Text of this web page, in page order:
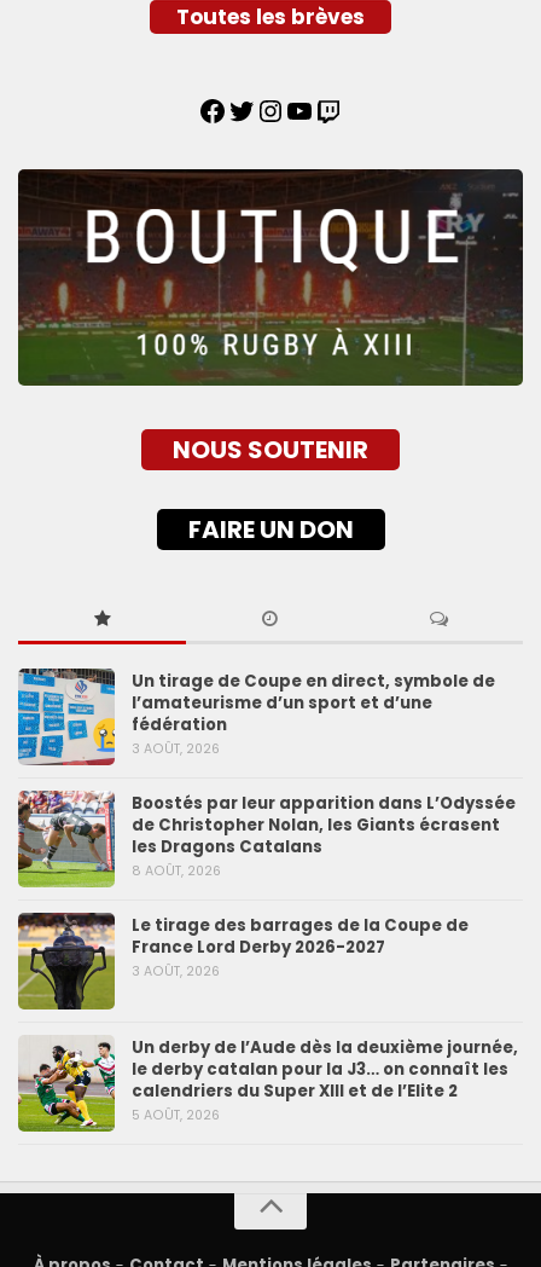
Toutes les brèves
NOUS SOUTENIR
FAIRE UN DON
Un tirage de Coupe en direct, symbole de
l’amateurisme d’un sport et d’une
fédération
3 AOÛT, 2026
Boostés par leur apparition dans L’Odyssée
de Christopher Nolan, les Giants écrasent
les Dragons Catalans
8 AOÛT, 2026
Le tirage des barrages de la Coupe de
France Lord Derby 2026-2027
3 AOÛT, 2026
Un derby de l’Aude dès la deuxième journée,
le derby catalan pour la J3… on connaît les
calendriers du Super XIII et de l’Elite 2
5 AOÛT, 2026